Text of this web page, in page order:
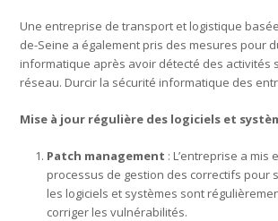
Une entreprise de transport et logistique
de-Seine a également pris des mesures pour
informatique après avoir détecté des activités
réseau. Durcir la sécurité informatique des
Mise à jour régulière des logiciels et
Patch management : L’entreprise a mis
processus de gestion des correctifs pour
les logiciels et systèmes sont
corriger les vulnérabilités.